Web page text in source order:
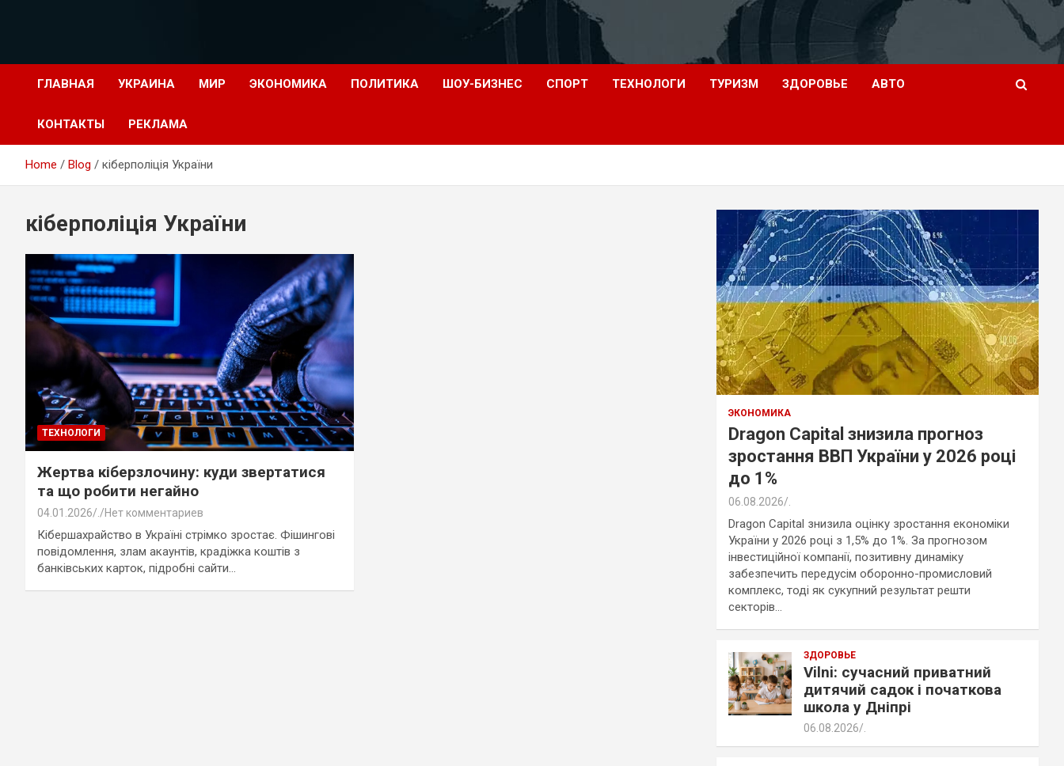
ГЛАВНАЯ УКРАИНА МИР ЭКОНОМИКА ПОЛИТИКА ШОУ-БИЗНЕС СПОРТ ТЕХНОЛОГИ ТУРИЗМ ЗДОРОВЬЕ АВТО
КОНТАКТЫ РЕКЛАМА
Home Blog кіберполіція України
кіберполіція України
ТЕХНОЛОГИ
Жертва кіберзлочину: куди звертатися
та що робити негайно
04.01.2026 Нет комментариев
Кібершахрайство в Україні стрімко зростає. Фішингові
повідомлення, злам акаунтів, крадіжка коштів з
банківських карток, підробні сайти…
ЭКОНОМИКА
Dragon Capital знизила прогноз
зростання ВВП України у 2026 році
до 1%
06.08.2026
Dragon Capital знизила оцінку зростання економіки
України у 2026 році з 1,5% до 1%. За прогнозом
інвестиційної компанії, позитивну динаміку
забезпечить передусім оборонно-промисловий
комплекс, тоді як сукупний результат решти
секторів…
ЗДОРОВЬЕ
Vilni: сучасний приватний
дитячий садок і початкова
школа у Дніпрі
06.08.2026